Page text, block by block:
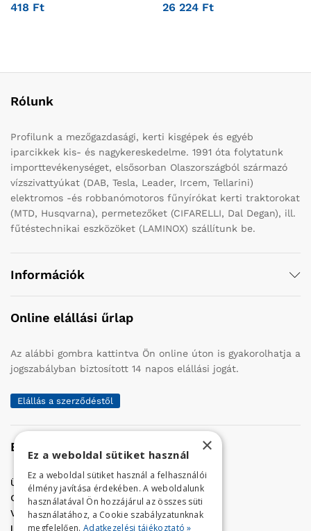
418 Ft 26 224 Ft
Rólunk
Profilunk a mezőgazdasági, kerti kisgépek és egyéb
iparcikkek kis- és nagykereskedelme. 1991 óta folytatunk
importtevékenységet, elsősorban Olaszországból származó
vízszivattyúkat (DAB, Tesla, Leader, Ircem, Tellarini)
elektromos -és robbanómotoros fűnyírókat kerti traktorokat
(MTD, Husqvarna), permetezőket (CIFARELLI, Dal Degan), ill.
fűtéstechnikai eszközöket (LAMINOX) szállítunk be.
Információk
Online elállási űrlap
Az alábbi gombra kattintva Ön online úton is gyakorolhatja a
jogszabályban biztosított 14 napos elállási jogát.
Elállás a szerződéstől
Elérhetőség
Üzletünk címe:
Szolnok, Vércse út 17.
Golf Center Áruház:06 (56) 423-324
VÁR-Kert Áruház: 06 (56) 429-771
Iroda:06 (56) 421-857
×
Ez a weboldal sütiket használ
Ez a weboldal sütiket használ a felhasználói
élmény javítása érdekében. A weboldalunk
használatával Ön hozzájárul az összes süti
használatához, a Cookie szabályzatunknak
megfelelően. Adatkezelési tájékoztató »